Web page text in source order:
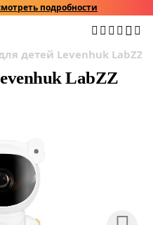
подробности
детей Levenhuk LabZZ
LabZZ